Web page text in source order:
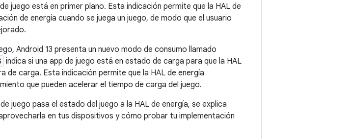
juego está en primer plano. Esta indicación permite que la HAL de
de energía cuando se juega un juego, de modo que el usuario
Android 13 presenta un nuevo modo de consumo llamado
indica si una app de juego está en estado de carga para que la HAL
de carga. Esta indicación permite que la HAL de energía
que pueden acelerar el tiempo de carga del juego.
juego pasa el estado del juego a la HAL de energía, se explica
en tus dispositivos y cómo probar tu implementación